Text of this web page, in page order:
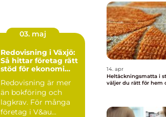
03. maj
Redovisning i Växjö:
Så hittar företag rätt
stöd för ekonomi
Redovisning är mer
än bokföring och
lagkrav. För många
företag i V&au...
14. apr
Heltäckningsmatta i
väljer du rätt för hem